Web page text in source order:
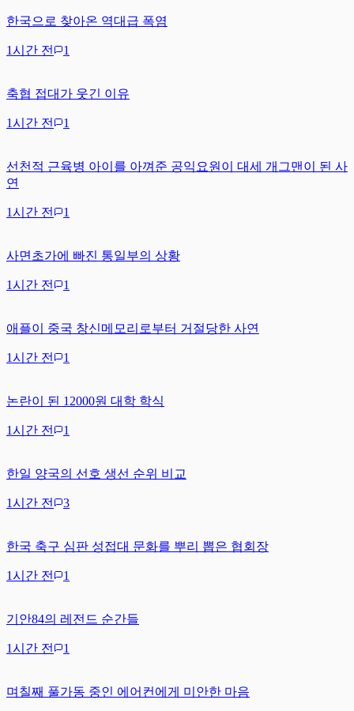
한국으로 찾아온 역대급 폭염
1시간 전 1
축협 접대가 웃긴 이유
1시간 전 1
선천적 근육병 아이를 아껴준 공익요원이 대세 개그맨이 된 사
연
1시간 전 1
사면초가에 빠진 통일부의 상황
1시간 전 1
애플이 중국 창신메모리로부터 거절당한 사연
1시간 전 1
논란이 된 12000원 대학 학식
1시간 전 1
한일 양국의 선호 생선 순위 비교
1시간 전 3
한국 축구 심판 성접대 문화를 뿌리 뽑은 협회장
1시간 전 1
기안84의 레전드 순간들
1시간 전 1
며칠째 풀가동 중인 에어컨에게 미안한 마음